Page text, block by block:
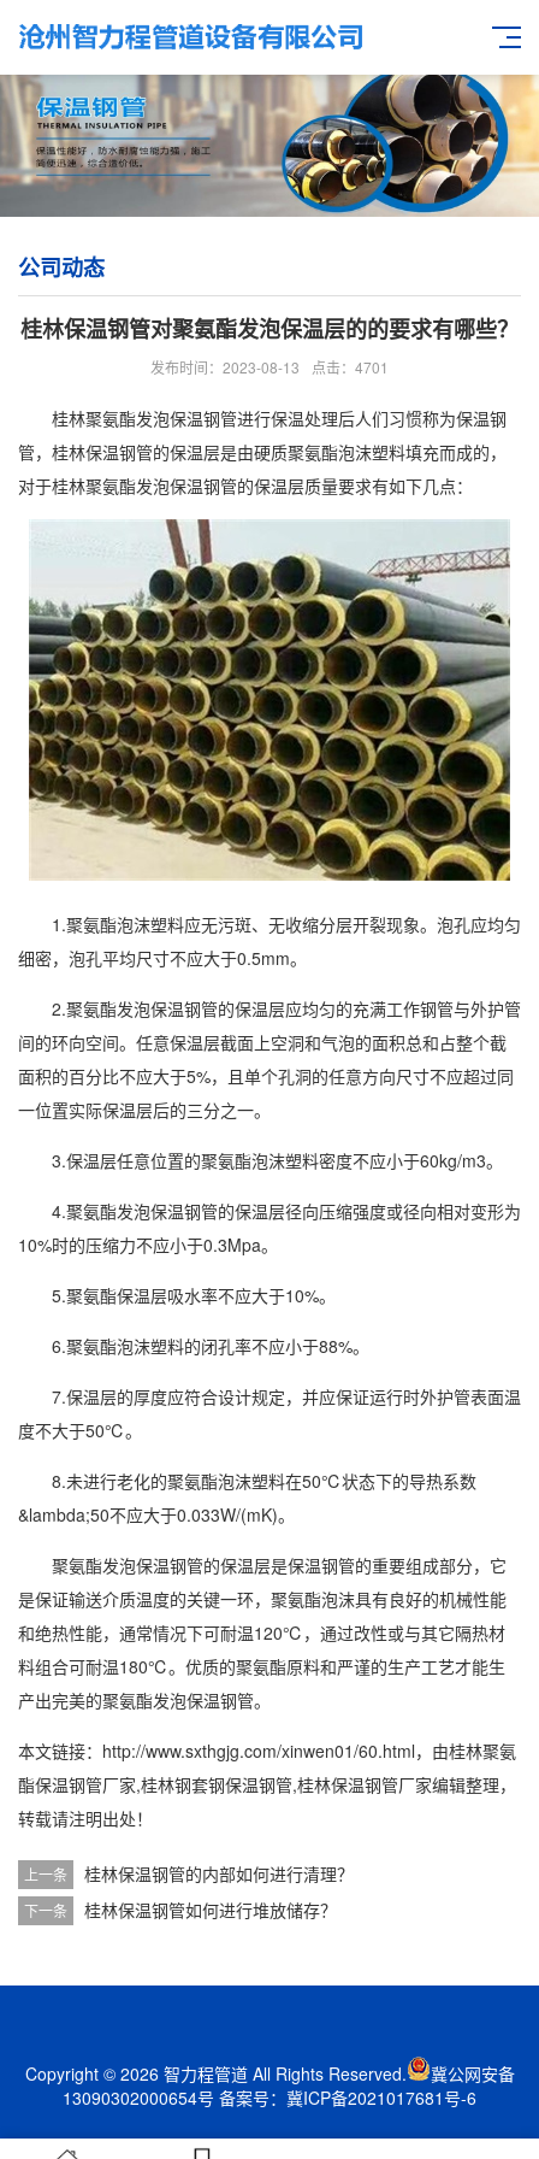
公司动态
桂林保温钢管对聚氨酯发泡保温层的的要求有哪些？
发布时间：2023-08-13 点击：4701
桂林聚氨酯发泡保温钢管进行保温处理后人们习惯称为保温钢
管， 桂林保温钢管的保温层是由硬质聚氨酯泡沫塑料填充而成的，
对于桂林聚氨酯发泡保温钢管的保温层质量要求有如下几点：
1.聚氨酯泡沫塑料应无污斑、无收缩分层开裂现象。泡孔应均匀
细密，泡孔平均尺寸不应大于0.5mm。
2.聚氨酯发泡保温钢管的保温层应均匀的充满工作钢管与外护管
间的环向空间。任意保温层截面上空洞和气泡的面积总和占整个截
面积的百分比不应大于5%，且单个孔洞的任意方向尺寸不应超过同
一位置实际保温层后的三分之一。
3.保温层任意位置的聚氨酯泡沫塑料密度不应小于60kg/m3。
4.聚氨酯发泡保温钢管的保温层径向压缩强度或径向相对变形为
10%时的压缩力不应小于0.3Mpa。
5.聚氨酯保温层吸水率不应大于10%。
6.聚氨酯泡沫塑料的闭孔率不应小于88%。
7.保温层的厚度应符合设计规定，并应保证运行时外护管表面温
度不大于50℃。
8.未进行老化的聚氨酯泡沫塑料在50℃状态下的导热系数
&lambda;50不应大于0.033W/(mK)。
聚氨酯发泡保温钢管的保温层是保温钢管的重要组成部分，它
是保证输送介质温度的关键一环，聚氨酯泡沫具有良好的机械性能
和绝热性能，通常情况下可耐温120℃，通过改性或与其它隔热材
料组合可耐温180℃。优质的聚氨酯原料和严谨的生产工艺才能生
产出完美的聚氨酯发泡保温钢管。
本文链接：http://www.sxthgjg.com/xinwen01/60.html，由桂林聚氨
酯保温钢管厂家,桂林钢套钢保温钢管,桂林保温钢管厂家编辑整理，
转载请注明出处！
上一条 桂林保温钢管的内部如何进行清理？
下一条 桂林保温钢管如何进行堆放储存？
Copyright © 2026 智力程管道 All Rights Reserved.
冀公网安备
13090302000654号 备案号： 冀ICP备2021017681号-6